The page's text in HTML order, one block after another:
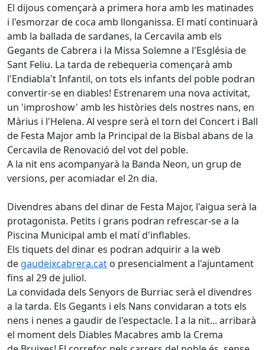
El dijous començarà a primera hora amb les matinades
i l'esmorzar de coca amb llonganissa. El matí continuarà
amb la ballada de sardanes, la Cercavila amb els
Gegants de Cabrera i la Missa Solemne a l'Església de
Sant Feliu. La tarda de rebequeria començarà amb
l'Endiabla't Infantil, on tots els infants del poble podran
convertir-se en diables! Estrenarem una nova activitat,
un 'improshow' amb les històries dels nostres nans, en
Màrius i l'Helena. Al vespre serà el torn del Concert i Ball
de Festa Major amb la Principal de la Bisbal abans de la
Cercavila de Renovació del vot del poble.
A la nit ens acompanyarà la Banda Neon, un grup de
versions, per acomiadar el 2n dia.
Divendres abans del dinar de Festa Major, l'aigua serà la
protagonista. Petits i grans podran refrescar-se a la
Piscina Municipal amb el matí d'inflables.
Els tiquets del dinar es podran adquirir a la web
de gaudeixcabrera.cat o presencialment a l'ajuntament
fins al 29 de juliol.
La convidada dels Senyors de Burriac serà el divendres
a la tarda. Els Gegants i els Nans convidaran a tots els
nens i nenes a gaudir de l'espectacle. I a la nit... arribarà
el moment dels Diables Macabres amb la Crema